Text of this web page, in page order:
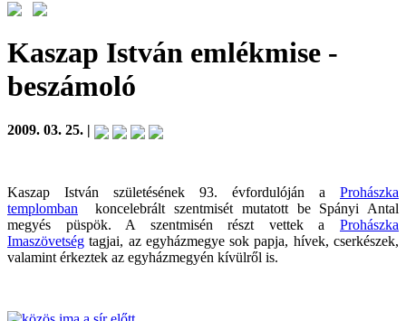
Kaszap István emlékmise -
beszámoló
2009. 03. 25. |
Kaszap István születésének 93. évfordulóján a Prohászka
templomban koncelebrált szentmisét mutatott be Spányi Antal
megyés püspök. A szentmisén részt vettek a Prohászka
Imaszövetség tagjai, az egyházmegye sok papja, hívek, cserkészek,
valamint érkeztek az egyházmegyén kívülről is.